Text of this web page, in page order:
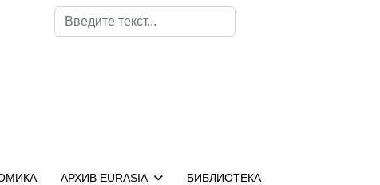
Поиск
АРХИВ EURASIA БИБЛИОТЕКА